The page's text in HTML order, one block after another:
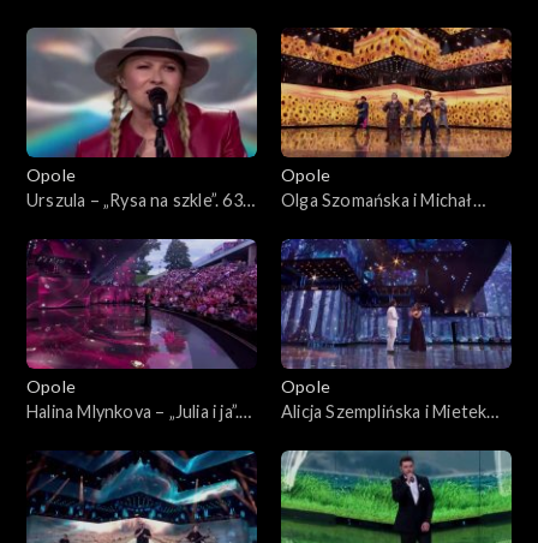
Jubileusz Bogdana Olewicza”
Koncert „Autobiografia.
Jubileusz Bogdana Olewicza”
Opole
Urszula – „Rysa na szkle”. 63.
„Autobiografia. Jubileusz
Bogdana Olewicza”
Opole
Olga Szomańska i Michał
63. KFPP: Koncert
„Autobiografia. Jubileusz
Bogdana Olewicza”
Opole
Halina Mlynkova – „Julia i ja”.
„Autobiografia. Jubileusz
Bogdana Olewicza”
Opole
Alicja Szemplińska i Mietek
marzenie”. 63. KFPP:
Koncert „Autobiografia.
Jubileusz Bogdana Olewicza”